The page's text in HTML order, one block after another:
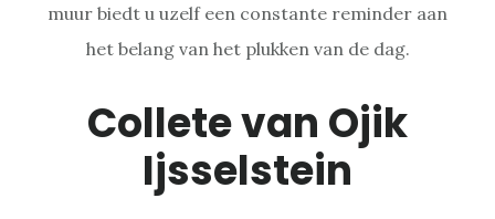
muur biedt u uzelf een constante reminder aan
het belang van het plukken van de dag.
Collete van Ojik
Ijsselstein